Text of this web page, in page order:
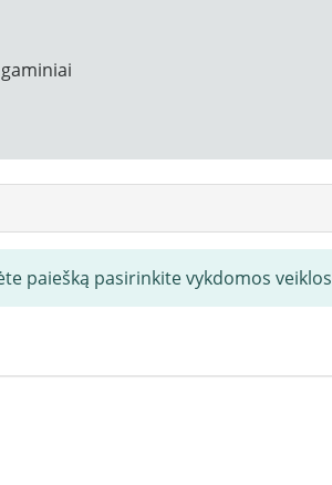
paiešką pasirinkite vykdomos